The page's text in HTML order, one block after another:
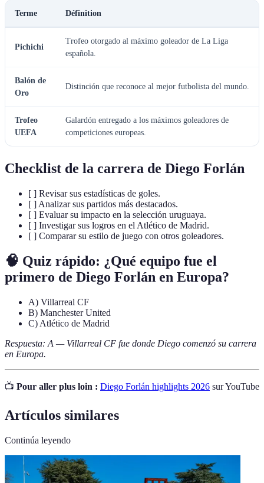
Terme Définition
Pichichi
Trofeo otorgado al máximo goleador de La Liga
española.
Balón de
Oro
Distinción que reconoce al mejor futbolista del mundo.
Trofeo
UEFA
Galardón entregado a los máximos goleadores de
competiciones europeas.
Checklist de la carrera de Diego Forlán
[ ] Revisar sus estadísticas de goles.
[ ] Analizar sus partidos más destacados.
[ ] Evaluar su impacto en la selección uruguaya.
[ ] Investigar sus logros en el Atlético de Madrid.
[ ] Comparar su estilo de juego con otros goleadores.
🧠 Quiz rápido: ¿Qué equipo fue el
primero de Diego Forlán en Europa?
A) Villarreal CF
B) Manchester United
C) Atlético de Madrid
Respuesta: A — Villarreal CF fue donde Diego comenzó su carrera
en Europa.
📺 Pour aller plus loin : Diego Forlán highlights 2026 sur YouTube
Artículos similares
Continúa leyendo